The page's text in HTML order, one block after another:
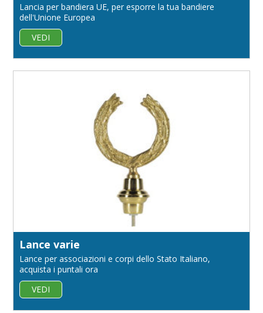
Lancia per bandiera UE, per esporre la tua bandiere
dell'Unione Europea
VEDI
Lance varie
Lance per associazioni e corpi dello Stato Italiano,
acquista i puntali ora
VEDI